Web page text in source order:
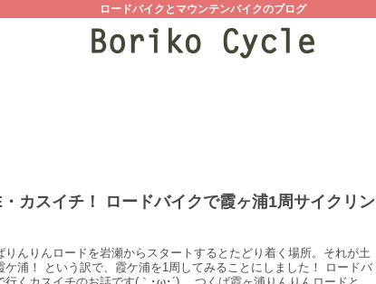
ロードバイクとマウンテンバイクのブログ
カスイチ！ ロードバイクで霞ヶ浦1周サイクリン
りんりんロードを岩瀬からスタートするとたどり着く場所。それが土
ケ浦！ という訳で、霞ケ浦を1周してみることにしました！ ロードバ